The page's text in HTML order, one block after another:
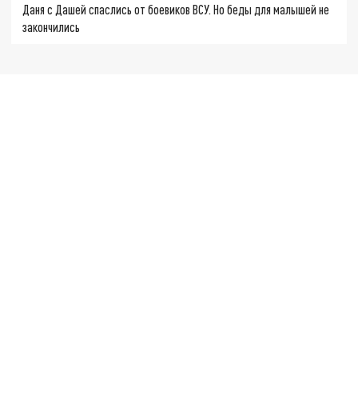
Даня с Дашей спаслись от боевиков ВСУ. Но беды для малышей не
закончились